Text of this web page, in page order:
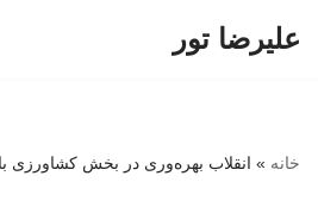
علیرضا تور
خانه » انقلاب بهره‌وری در بخش کشاورزی